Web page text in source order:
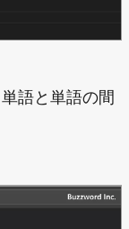
語と単語の間